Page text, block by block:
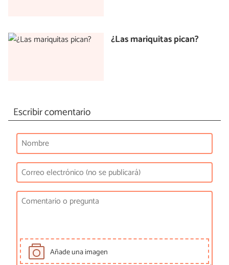
¿Las mariquitas pican?
Escribir comentario
Añade una imagen